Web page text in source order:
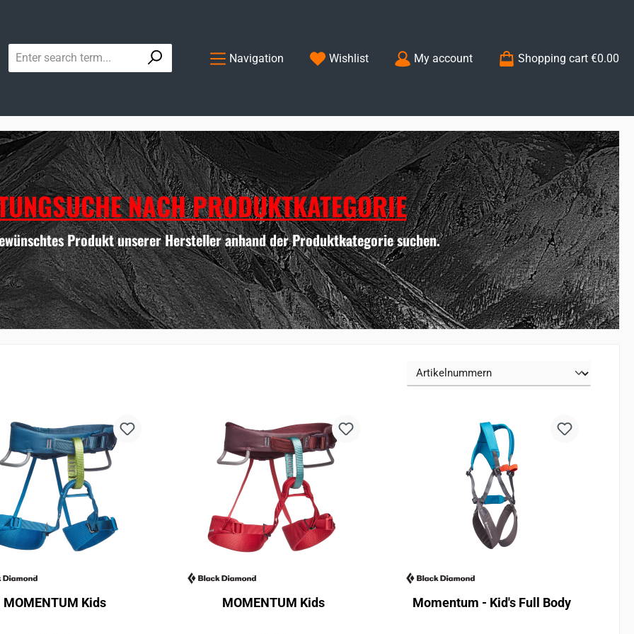
Navigation WishlistYou have 0 wishlist items
My account Shopping cart €0.00
NACH PRODUKTKATEGORIE
Produkt unserer Hersteller anhand der Produktkategorie suchen.
MOMENTUM Kids MOMENTUM Kids Momentum - Kid's Full Body